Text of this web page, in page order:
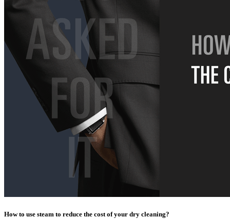
How to use steam to reduce the cost of your dry cleaning?